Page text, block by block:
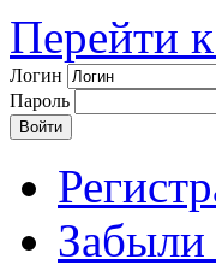
Перейти
Логин
Пароль
Забыли